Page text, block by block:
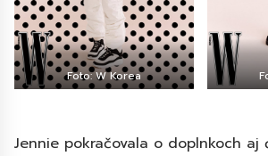
Foto: W Korea
Jennie pokračovala o doplnkoch